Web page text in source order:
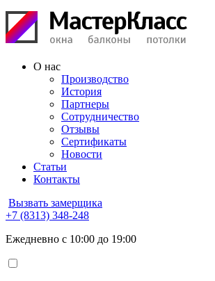
О нас
Производство
История
Партнеры
Сотрудничество
Отзывы
Сертификаты
Новости
Статьи
Контакты
Вызвать замерщика
+7 (8313) 348-248
Ежедневно с 10:00 до 19:00